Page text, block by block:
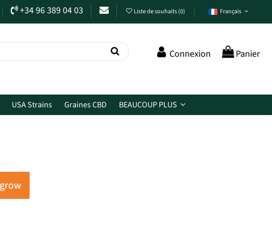
+34 96 389 04 03 Liste de souhaits(0) Français
Connexion Panier
USA Strains Graines CBD BEAUCOUP PLUS